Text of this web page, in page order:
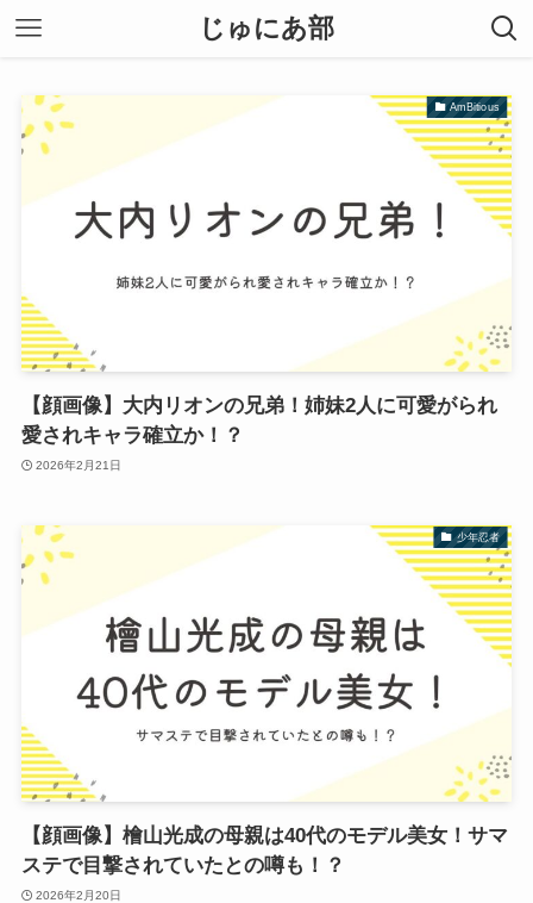
じゅにあ部
AmBitious
【顔画像】大内リオンの兄弟！姉妹2人に可愛がられ
愛されキャラ確立か！？
2026年2月21日
少年忍者
【顔画像】檜山光成の母親は40代のモデル美女！サマ
ステで目撃されていたとの噂も！？
2026年2月20日